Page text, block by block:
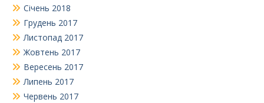
Січень 2018
Грудень 2017
Листопад 2017
Жовтень 2017
Вересень 2017
Липень 2017
Червень 2017